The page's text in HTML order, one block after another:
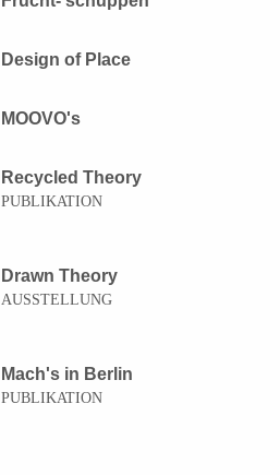
Design of Place
MOOVO's
Recycled Theory
PUBLIKATION
Drawn Theory
AUSSTELLUNG
Mach's in Berlin
PUBLIKATION